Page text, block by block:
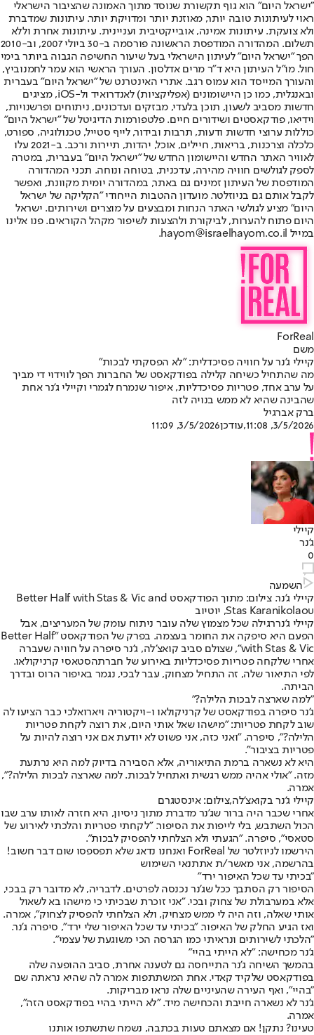
"ישראל היום" הוא גוף תקשורת שנוסד מתוך האמונה שהציבור הישראלי
ראוי לעיתונות טובה יותר, מאוזנת יותר ומדויקת יותר. עיתונות שמדברת
ולא צועקת. עיתונות אמינה, אובייקטיבית ועניינית. עיתונות אחרת וללא
תשלום. המהדורה המודפסת הראשונה פורסמה ב-30 ביולי 2007, וב-2010
הפך "ישראל היום" לעיתון הישראלי בעל שיעור החשיפה הגבוה ביותר בימי
חול. מו"ל העיתון היא ד"ר מרים אדלסון. העורך הראשי הוא עמר לחמנוביץ,
והעורך המייסד הוא עמוס רגב. אתרי האינטרנט של "ישראל היום" בעברית
ובאנגלית, כמו כן היישומונים (אפליקציות) לאנדרואיד ול-iOS, מציגים
חדשות מסביב לשעון, תוכן בלעדי, מבזקים ועדכונים, ניתוחים ופרשנויות,
וידיאו, פודקאסטים ושידורים חיים. פלטפורמות הדיגיטל של "ישראל היום"
כוללות ערוצי חדשות ודעות, תרבות ובידור, לייף סטייל, טכנולוגיה, ספורט,
כלכלה וצרכנות, בריאות, חיילים, אוכל, יהדות, תיירות ורכב. ב-2021 עלו
לאוויר האתר החדש והיישומון החדש של "ישראל היום" בעברית, במטרה
לספק לגולשים חוויה מהירה, עדכנית, בטוחה ונוחה. תכני המהדורה
המודפסת של העיתון זמינים גם באתר, במהדורה יומית מקוונת, ואפשר
לקבל אותם גם בניוזלטר. מועדון ההטבות הייחודי "הקליקה של ישראל
היום" מציע לגולשי האתר הנחות ומבצעים על מוצרים ושירותים. ישראל
היום פתוח להערות, לביקורת ולהצעות לשיפור מקהל הקוראים. פנו אלינו
במייל hayom@israelhayom.co.il.
ForReal
משם
קיילי ג'נר על חוויה פסיכדלית: "לא הפסקתי לבכות"
מה שהתחיל כשיחה קלילה בפודקאסט של החברות הפך לווידוי די מביך
על ערב אחד, פטריות פסיכדליות, איפור שנמרח לגמרי וקיילי ג'נר אחת
שהבינה שהיא לא ממש בנויה לזה
ברק אברגיל
3/5/2026, 11:08
,עודכן3/5/2026, 11:09
קיילי
ג'נר
0
השמעה
קיילי ג'נר. צילום: מתוך הפודקאסט Better Half with Stas & Vic and
Stas Karanikolaou, יוטיוב
קיילי ג'נררגילה שכל מצמוץ שלה עובר ניתוח עומק של המעריצים, אבל
הפעם היא סיפקה את החומר בעצמה. בפרק של הפודקאסט "Better Half
with Stas & Vic", שצולם סביב קואצ'לה, ג'נר סיפרה על חוויה שעברה
אחרי שלקחה פטריות פסיכדליות באירוע של חברתהסטאסי קרניקולאו.
לפי התיאור שלה, זה התחיל מצחוק, עבר לבכי, נגמר באיפור הרוס ובדרך
הביתה.
"למה שארצה לבכות הלילה?"
ג'נר סיפרה בפודקאסט של קרניקולאו ו-ויקטוריה ויארואלכי כבר הציעו לה
שוב לקחת פטריות: "מישהו שאל אותי היום, את רוצה לקחת פטריות
הלילה?", סיפרה. "ואני כזה, אני פשוט לא יודעת אם אני רוצה להיות על
פטריות בציבור".
היא לא נשארה ברמת התיאוריה, אלא הסבירה בדיוק למה היא נרתעת
מזה. "אולי אהיה ממש רגשית ואתחיל לבכות. למה שארצה לבכות הלילה?",
אמרה.
קיילי ג'נר בקואצ'לה,צילום: אינסטגרם
אחרי שכבר היה ברור שג'נר מדברת מתוך ניסיון, היא חזרה לאותו ערב שבו
הכול השתבש, בלי לייפות את הסיפור. "לקחתי פטריות והלכתי לאירוע של
סטאסי", סיפרה. "הגעתי ולא הצלחתי להפסיק לבכות".
הירשמו לניוזלטר של ForReal ואנחנו נדאג שלא תפספסו שום דבר חשוב!
בהרשמה, אני מאשר/ת אתתנאי השימוש
"בכיתי עד שכל האיפור ירד"
הסיפור רק הסתבך ככל שג'נר נכנסה לפרטים. לדבריה, לא מדובר רק בבכי,
אלא במערבולת של צחוק ובכי. "אני זוכרת שבכיתי כי מישהו בא לשאול
אותי שאלה, וזה היה לי ממש מצחיק, ולא הצלחתי להפסיק לצחוק", אמרה.
ואז הגיע החלק של האיפור. "בכיתי עד שכל האיפור שלי ירד", סיפרה ג'נר.
"הלכתי לשירותים ונראיתי כמו הגרסה הכי משוגעת של עצמי".
ג'נר מכחישה: "לא הייתי בהיי"
בהמשך השיחה ג'נר התייחסה גם לטענה אחרת, סביב ההופעה שלה
בפודקאסט שלקיד קאדי. אחת המשתתפות אמרה לה שהיא נראתה שם
"בהיי", ואף העירה שהעיניים שלה נראו מבריקות.
ג'נר לא נשארה חייבת והכחישה מיד. "לא הייתי בהיי בפודקאסט הזה",
אמרה.
טעינו? נתקן! אם מצאתם טעות בכתבה, נשמח שתשתפו אותנו